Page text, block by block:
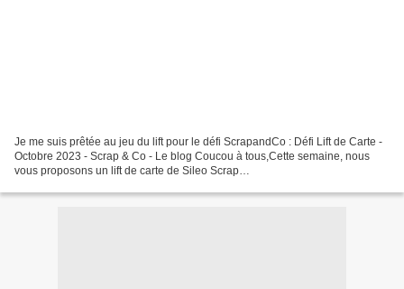
Je me suis prêtée au jeu du lift pour le défi ScrapandCo : Défi Lift de Carte -
Octobre 2023 - Scrap & Co - Le blog Coucou à tous,Cette semaine, nous
vous proposons un lift de carte de Sileo Scrap
http://scrapandcoleblog.canalblog.com...